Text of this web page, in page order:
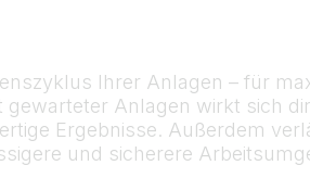
Ihrer Anlagen – für
Anlagen wirkt sich
Ergebnisse. Außerdem
und sicherere